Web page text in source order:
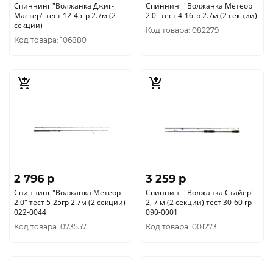
Спиннинг "Волжанка Джиг-
Мастер" тест 12-45гр 2.7м (2
секции)
Код товара: 106880
Спиннинг "Волжанка Метеор
2.0" тест 4-16гр 2.7м (2 секции)
Код товара: 082279
2 796 p
Спиннинг "Волжанка Метеор
2.0" тест 5-25гр 2.7м (2 секции)
022-0044
Код товара: 073557
3 259 p
Спиннинг "Волжанка Стайер"
2, 7 м (2 секции) тест 30-60 гр
090-0001
Код товара: 001273